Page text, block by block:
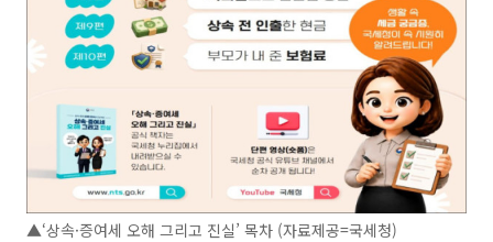
▲‘상속·증여세 오해 그리고 진실’ 목차 (자료제공=국세청)